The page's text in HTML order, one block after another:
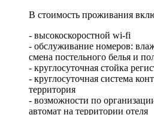
В стоимость проживания
- высокоскоростной wi-fi
- обслуживание номеров:
смена постельного белья и
- круглосуточная стойка
- круглосуточная система
территория
- возможности по
автомат на территории отеля